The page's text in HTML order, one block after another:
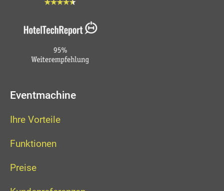
Eventmachine
Ihre Vorteile
Funktionen
Preise